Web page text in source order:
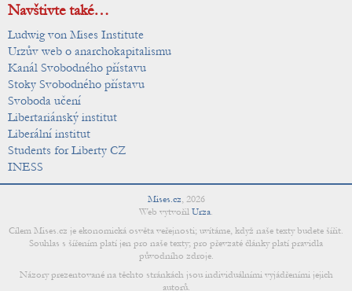
Navštivte také…
Ludwig von Mises Institute
Urzův web o anarchokapitalismu
Kanál Svobodného přístavu
Stoky Svobodného přístavu
Svoboda učení
Libertariánský institut
Liberální institut
Students for Liberty CZ
INESS
Mises.cz, 2026
Web vytvořil Urza.
Cílem Mises.cz je ekonomická osvěta veřejnosti; uvítáme, když naše texty budete šířit.
Souhlas s šířením platí jen pro naše texty; pro převzaté články platí pravidla
původního zdroje.
Názory prezentované na těchto stránkách jsou individuálními vyjádřeními jejich
autorů.